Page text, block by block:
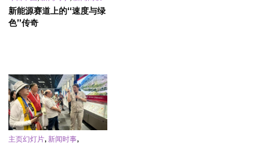
新能源赛道上的“速度与绿
色”传奇
主页幻灯片 新闻时事